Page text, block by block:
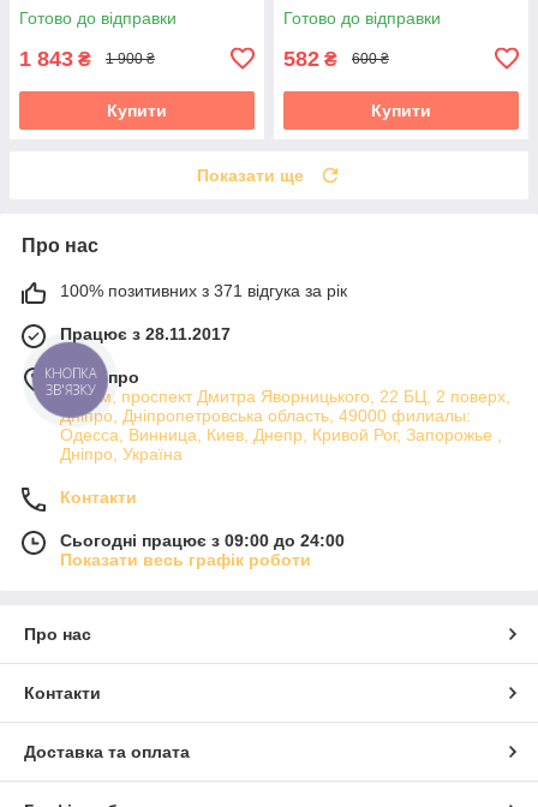
Готово до відправки
1 843 ₴ 1 900 ₴
Купити
Готово до відправки
582 ₴ 600 ₴
Купити
Показати ще
Про нас
100% позитивних з 371 відгука за рік
Працює з 28.11.2017
м. Дніпро
Атріум, проспект Дмитра Яворницького, 22 БЦ, 2 поверх,
Дніпро, Дніпропетровська область, 49000 филиалы:
Одесса, Винница, Киев, Днепр, Кривой Рог, Запорожье ,
Дніпро, Україна
Контакти
Сьогодні працює з 09:00 до 24:00
Показати весь графік роботи
Про нас
Контакти
Доставка та оплата
КНОПКА
ЗВ'ЯЗКУ